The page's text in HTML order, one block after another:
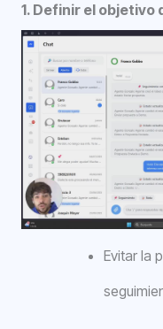
1. Definir el objetivo
Evitar la